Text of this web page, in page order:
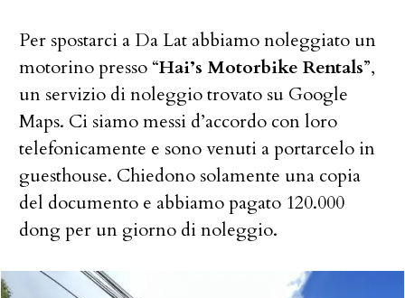
Per spostarci a Da Lat abbiamo noleggiato un
motorino presso “Hai’s Motorbike Rentals”,
un servizio di noleggio trovato su Google
Maps. Ci siamo messi d’accordo con loro
telefonicamente e sono venuti a portarcelo in
guesthouse. Chiedono solamente una copia
del documento e abbiamo pagato 120.000
dong per un giorno di noleggio.